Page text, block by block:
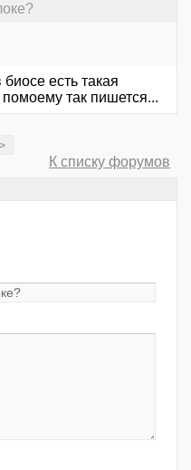
есть такая
так пишется...
К списку форумов